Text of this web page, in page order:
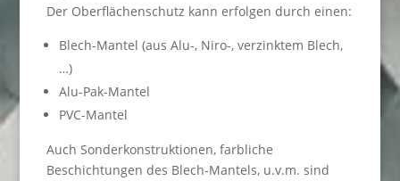
Der Oberflächenschutz kann erfolgen durch einen:
Blech-Mantel (aus Alu-, Niro-, verzinktem Blech,
…)
Alu-Pak-Mantel
PVC-Mantel
Auch Sonderkonstruktionen, farbliche
Beschichtungen des Blech-Mantels, u.v.m. sind